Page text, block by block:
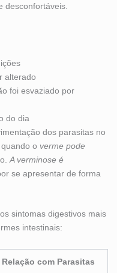
desconfortáveis.
alterado
foi esvaziado por
do dia
dos parasitas no
quando o verme pode
A verminose é
se apresentar de forma
sintomas digestivos mais
intestinais:
com Parasitas